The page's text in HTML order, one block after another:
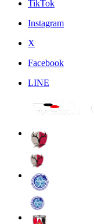
TikTok
Instagram
X
Facebook
LINE